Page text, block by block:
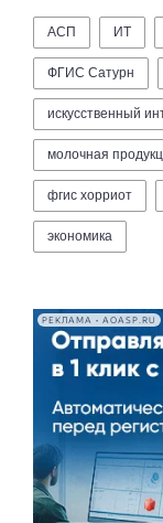
АСП ИТ
ФГИС Сатурн
искусственный
молочная
фгис хорриот
экономика
РЕКЛАМА • AOASP.RU